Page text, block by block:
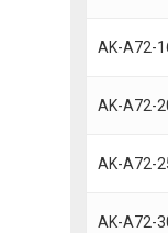
AK-A72-
AK-A72-
AK-A72-
AK-A72-